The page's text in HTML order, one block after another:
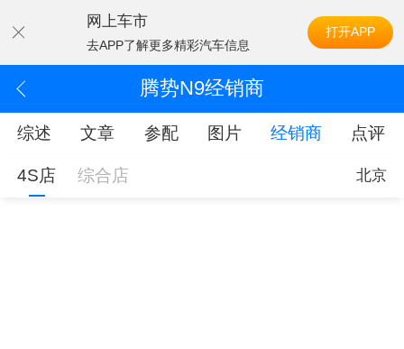
网上车市
去APP了解更多精彩汽车信息
打开APP
腾势N9经销商
综述 文章 参配 图片 经销商 点评
4S店 综合店 北京